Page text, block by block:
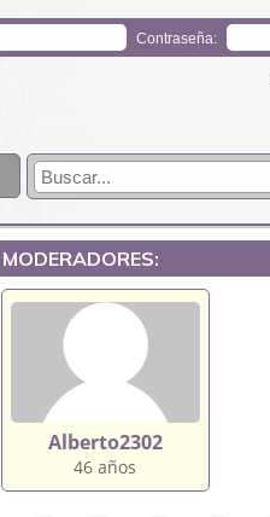
Contraseña:
MODERADORES:
Alberto2302
46 años